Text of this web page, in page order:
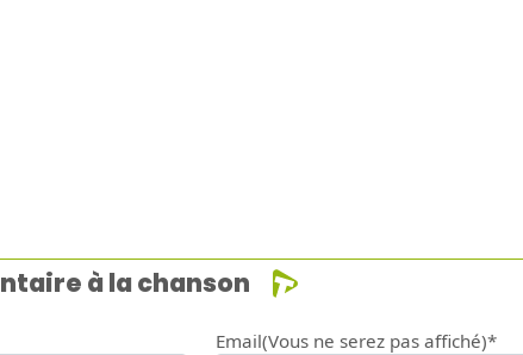
à la chanson
Email(Vous ne serez pas affiché)*